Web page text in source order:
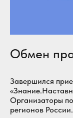
Обмен
Завершился
Организаторы
регионов России.